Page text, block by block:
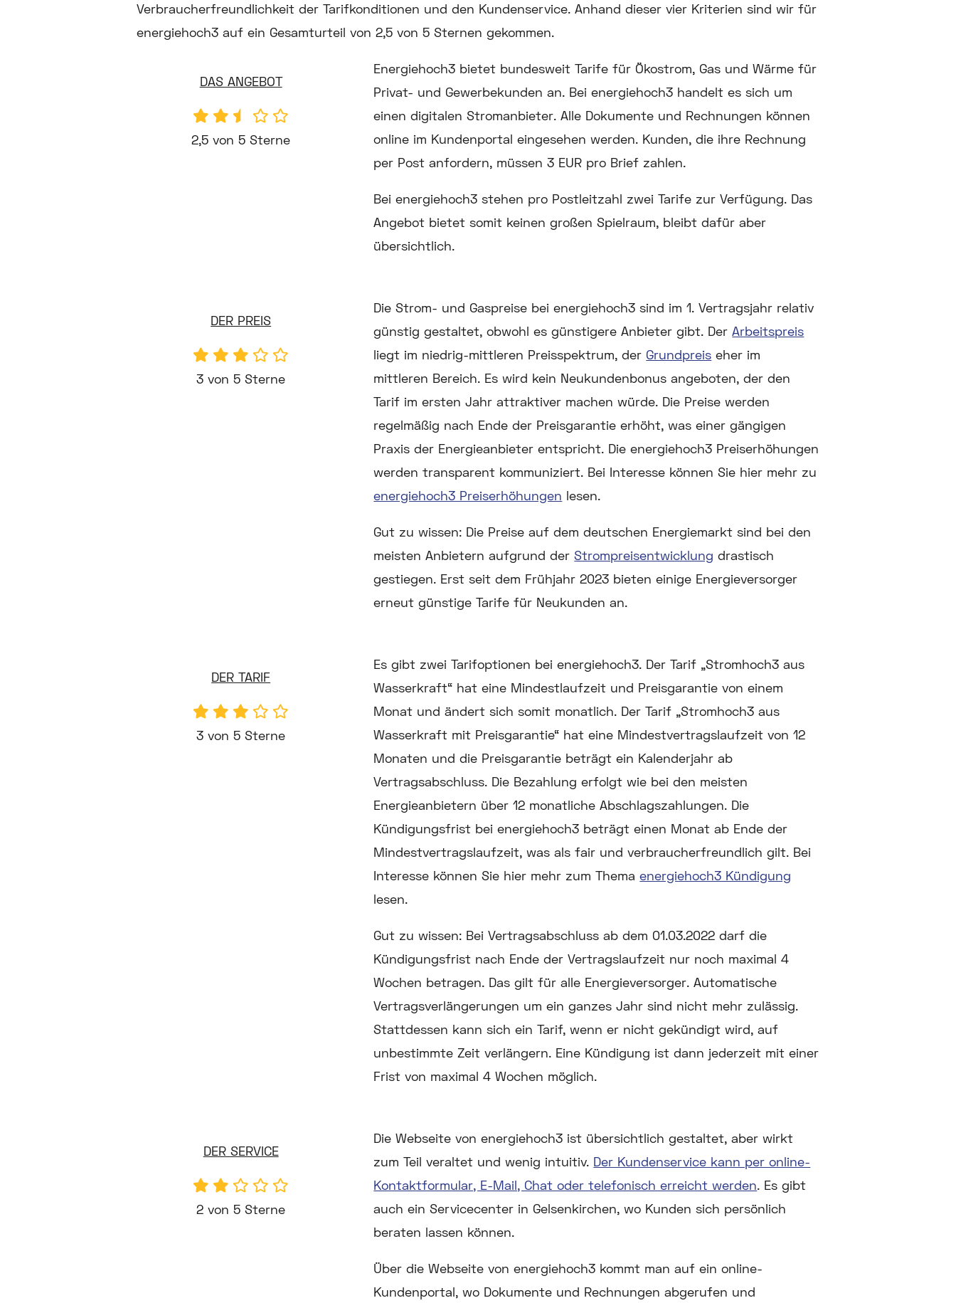
Verbraucherfreundlichkeit der Tarifkonditionen und den Kundenservice. Anhand dieser vier Kriterien sind wir für
energiehoch3 auf ein Gesamturteil von 2,5 von 5 Sternen gekommen.
DAS ANGEBOT
2,5 von 5 Sterne
Energiehoch3 bietet bundesweit Tarife für Ökostrom, Gas und Wärme für
Privat- und Gewerbekunden an. Bei energiehoch3 handelt es sich um
einen digitalen Stromanbieter. Alle Dokumente und Rechnungen können
online im Kundenportal eingesehen werden. Kunden, die ihre Rechnung
per Post anfordern, müssen 3 EUR pro Brief zahlen.
Bei energiehoch3 stehen pro Postleitzahl zwei Tarife zur Verfügung. Das
Angebot bietet somit keinen großen Spielraum, bleibt dafür aber
übersichtlich.
DER PREIS
3 von 5 Sterne
Die Strom- und Gaspreise bei energiehoch3 sind im 1. Vertragsjahr relativ
günstig gestaltet, obwohl es günstigere Anbieter gibt. DerArbeitspreis
liegt im niedrig-mittleren Preisspektrum, der Grundpreis eher im
mittleren Bereich. Es wird kein Neukundenbonus angeboten, der den
Tarif im ersten Jahr attraktiver machen würde. Die Preise werden
regelmäßig nach Ende der Preisgarantie erhöht, was einer gängigen
Praxis der Energieanbieter entspricht. Die energiehoch3 Preiserhöhungen
werden transparent kommuniziert. Bei Interesse können Sie hier mehr zu
energiehoch3 Preiserhöhungen lesen.
Gut zu wissen: Die Preise auf dem deutschen Energiemarkt sind bei den
meisten Anbietern aufgrund derStrompreisentwicklung drastisch
gestiegen. Erst seit dem Frühjahr 2023 bieten einige Energieversorger
erneut günstige Tarife für Neukunden an.
DER TARIF
3 von 5 Sterne
Es gibt zwei Tarifoptionen bei energiehoch3. Der Tarif „Stromhoch3 aus
Wasserkraft“ hat eine Mindestlaufzeit und Preisgarantie von einem
Monat und ändert sich somit monatlich. Der Tarif „Stromhoch3 aus
Wasserkraft mit Preisgarantie“ hat eine Mindestvertragslaufzeit von 12
Monaten und die Preisgarantie beträgt ein Kalenderjahr ab
Vertragsabschluss. Die Bezahlung erfolgt wie bei den meisten
Energieanbietern über 12 monatliche Abschlagszahlungen. Die
Kündigungsfrist bei energiehoch3 beträgt einen Monat ab Ende der
Mindestvertragslaufzeit, was als fair und verbraucherfreundlich gilt. Bei
Interesse können Sie hier mehr zum Themaenergiehoch3 Kündigung
lesen.
Gut zu wissen: Bei Vertragsabschluss ab dem 01.03.2022 darf die
Kündigungsfrist nach Ende der Vertragslaufzeit nur noch maximal 4
Wochen betragen. Das gilt für alle Energieversorger. Automatische
Vertragsverlängerungen um ein ganzes Jahr sind nicht mehr zulässig.
Stattdessen kann sich ein Tarif, wenn er nicht gekündigt wird, auf
unbestimmte Zeit verlängern. Eine Kündigung ist dann jederzeit mit einer
Frist von maximal 4 Wochen möglich.
DER SERVICE
2 von 5 Sterne
Die Webseite von energiehoch3 ist übersichtlich gestaltet, aber wirkt
zum Teil veraltet und wenig intuitiv. Der Kundenservice kann per online-
Kontaktformular, E-Mail, Chat oder telefonisch erreicht werden. Es gibt
auch ein Servicecenter in Gelsenkirchen, wo Kunden sich persönlich
beraten lassen können.
Über die Webseite von energiehoch3 kommt man auf ein online-
Kundenportal, wo Dokumente und Rechnungen abgerufen und